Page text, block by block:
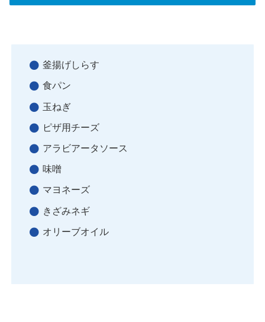
釜揚げしらす
食パン
玉ねぎ
ピザ用チーズ
アラビアータソース
味噌
マヨネーズ
きざみネギ
オリーブオイル